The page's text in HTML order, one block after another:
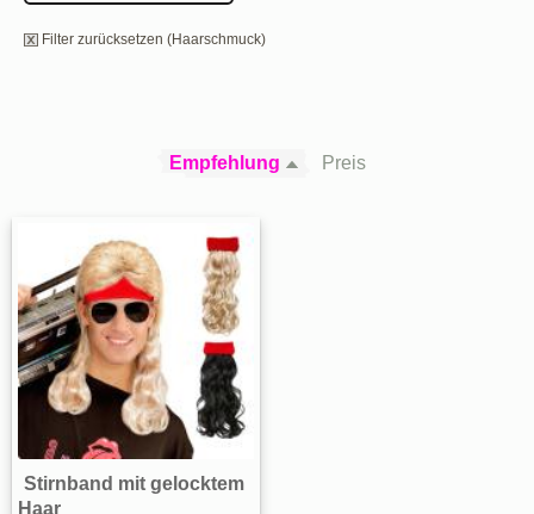
Filter zurücksetzen (Haarschmuck)
Empfehlung Preis
Stirnband mit gelocktem
Haar